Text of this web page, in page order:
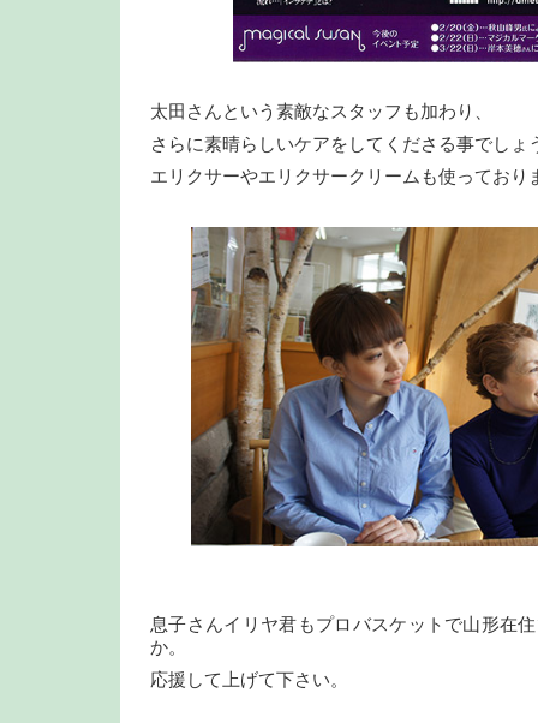
太田さんという素敵なスタッフも加わり、
さらに素晴らしいケアをしてくださる事でしょ
エリクサーやエリクサークリームも使っており
息子さんイリヤ君もプロバスケットで山形在
か。
応援して上げて下さい。